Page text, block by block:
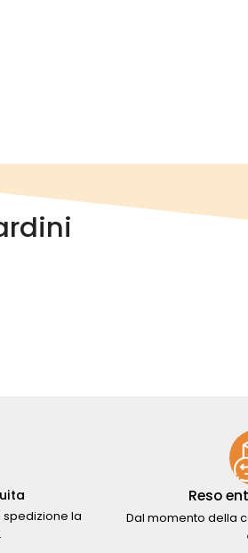
spedizione la
Reso
Dal momento della